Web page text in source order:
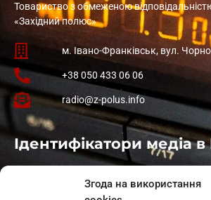
Згода на використання
Товариство з обмеженою
«Західний полюс»
м. Івано-Франківськ, вул.
+38 050 433 06 06
radio@z-polus.info
Ідентифікатори медіа в
: L11-01410